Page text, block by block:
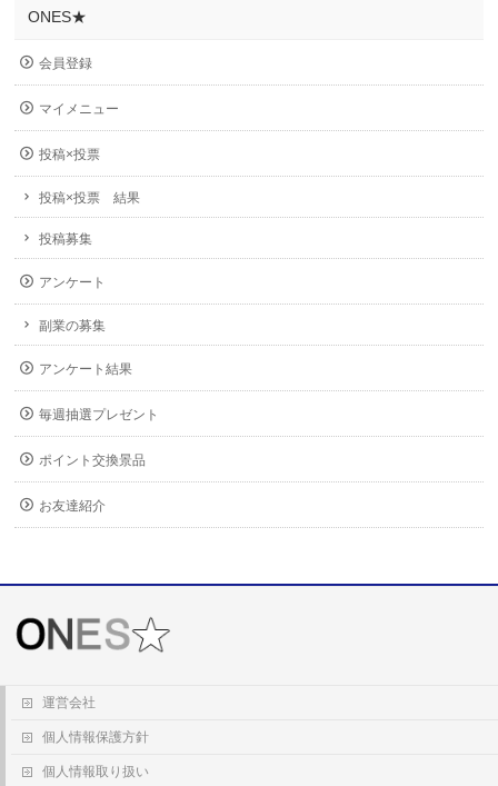
ONES★
会員登録
マイメニュー
投稿×投票
投稿×投票 結果
投稿募集
アンケート
副業の募集
アンケート結果
毎週抽選プレゼント
ポイント交換景品
お友達紹介
運営会社
個人情報保護方針
個人情報取り扱い